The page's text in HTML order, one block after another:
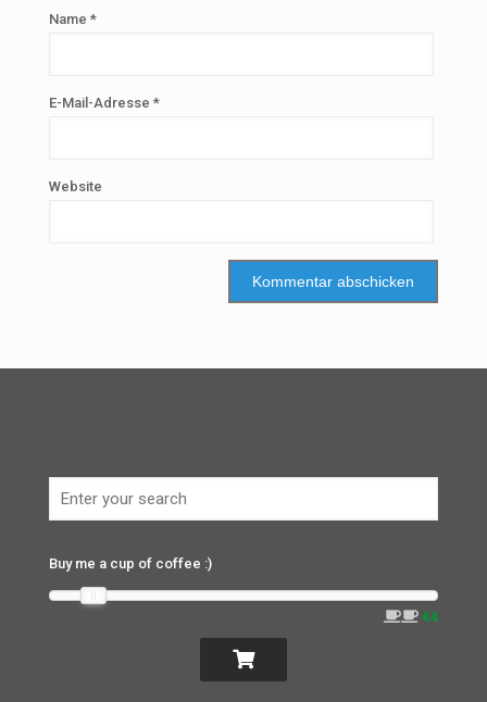
Name *
E-Mail-Adresse *
Website
Buy me a cup of coffee :)
€4